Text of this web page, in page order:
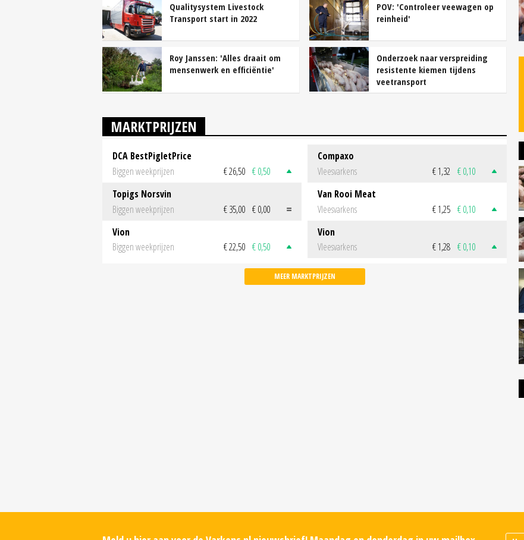
Qualitysystem Livestock
Transport start in 2022
POV: 'Controleer veewagen op
reinheid'
Roy Janssen: 'Alles draait om
mensenwerk en efficiëntie'
Onderzoek naar verspreiding
resistente kiemen tijdens
veetransport
MARKTPRIJZEN
DCA BestPigletPrice
Biggen weekprijzen
€ 26,50 € 0,50
Topigs Norsvin
Biggen weekprijzen
€ 35,00 € 0,00
Vion
Biggen weekprijzen
€ 22,50 € 0,50
Compaxo
Vleesvarkens
€ 1,32 € 0,10
Van Rooi Meat
Vleesvarkens
€ 1,25 € 0,10
Vion
Vleesvarkens
€ 1,28 € 0,10
MEER MARKTPRIJZEN